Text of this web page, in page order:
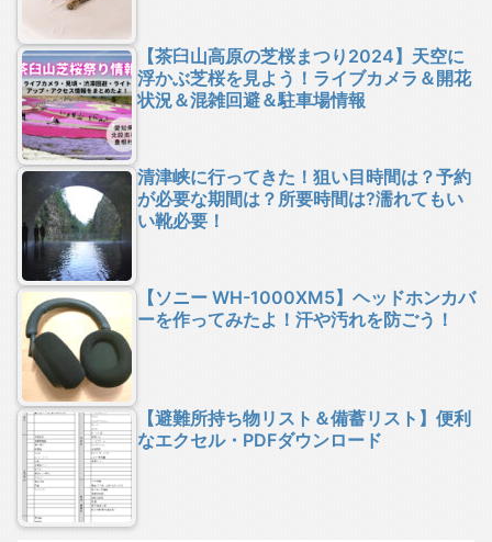
【茶臼山高原の芝桜まつり2024】天空に
浮かぶ芝桜を見よう！ライブカメラ＆開花
状況＆混雑回避＆駐車場情報
清津峡に行ってきた！狙い目時間は？予約
が必要な期間は？所要時間は?濡れてもい
い靴必要！
【ソニー WH-1000XM5】ヘッドホンカバ
ーを作ってみたよ！汗や汚れを防ごう！
【避難所持ち物リスト＆備蓄リスト】便利
なエクセル・PDFダウンロード